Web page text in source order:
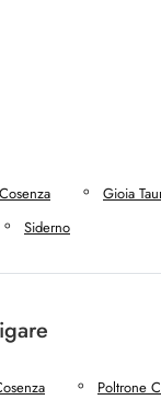
Cosenza
Gioia
Siderno
Poltrone